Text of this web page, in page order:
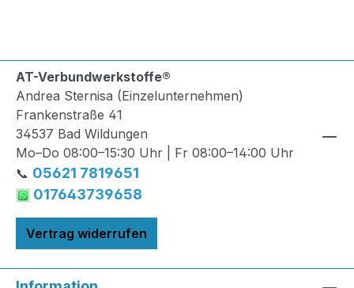
AT-Verbundwerkstoffe®
Andrea Sternisa (Einzelunternehmen)
Frankenstraße 41
34537 Bad Wildungen
Mo–Do 08:00–15:30 Uhr | Fr 08:00–14:00 Uhr
📞 05621 7819651
017643739658
Vertrag widerrufen